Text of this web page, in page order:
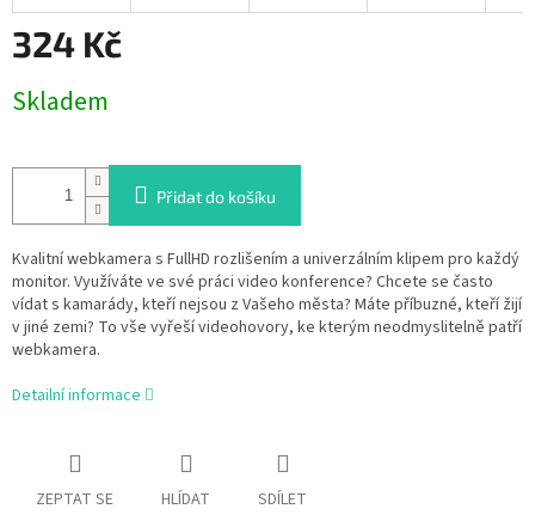
324 Kč
cena:
Skladem
Přidat do košíku
Kvalitní webkamera s FullHD rozlišením a univerzálním klipem pro každý
monitor. Využíváte ve své práci video konference? Chcete se často
vídat s kamarády, kteří nejsou z Vašeho města? Máte příbuzné, kteří žijí
v jiné zemi? To vše vyřeší videohovory, ke kterým neodmyslitelně patří
webkamera.
Detailní informace
ZEPTAT SE HLÍDAT SDÍLET